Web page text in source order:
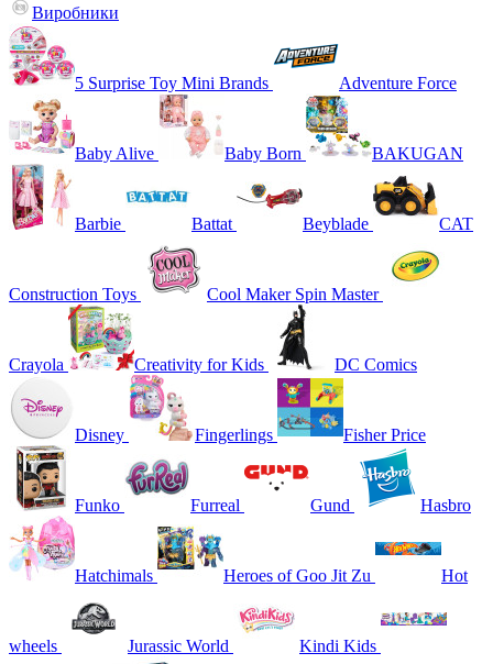
Виробники
5 Surprise Toy Mini Brands Adventure Force
Baby Alive Baby Born BAKUGAN
Barbie Battat Beyblade CAT
Construction Toys Cool Maker Spin Master
Crayola Creativity for Kids DC Comics
Disney Fingerlings Fisher Price
Funko Furreal Gund Hasbro
Hatchimals Heroes of Goo Jit Zu Hot
wheels Jurassic World Kindi Kids